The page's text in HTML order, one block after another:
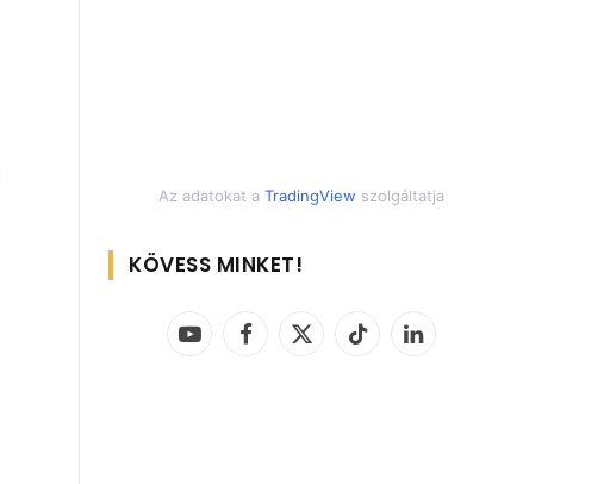
Az adatokat a TradingView szolgáltatja
KÖVESS MINKET!
YouTubeFacebook
X
TikTok LinkedIn